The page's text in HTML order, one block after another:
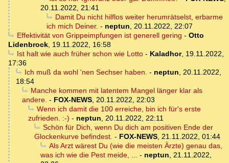
20.11.2022, 21:41
Damit Du nicht hilflos weiter herumrätselst, erbarme
ich mich Deiner. - neptun, 20.11.2022, 22:07
Effektivität von Grippeimpfungen ist generell gering - Otto
Lidenbrock, 19.11.2022, 16:58
Ist halt wie auch früher schon wie Lotto- Kaladhor, 19.11.2022,
17:36
Ich muß da wohl 'nen Sechser haben. - neptun, 20.11.2022,
18:54
Manche kommen mit latentem Mangel länger klar als
andere. - FOX-NEWS, 20.11.2022, 22:03
Wenn ich damit die 100 erreiche, bin ich für's erste
zufrieden. :-) - neptun, 20.11.2022, 22:11
Schön für Dich, wenn Du dich am positiven Ende der
Glockenkurve befindest. - FOX-NEWS, 21.11.2022, 01:44
Als Arzt wärest Du (wie die meisten Ärzte) genau das,
was ich wie die Pest meide, ... - neptun, 21.11.2022,